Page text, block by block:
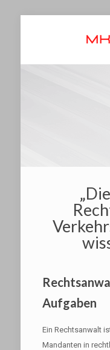
Aufgaben
Ein Rechtsanwalt
Mandanten in